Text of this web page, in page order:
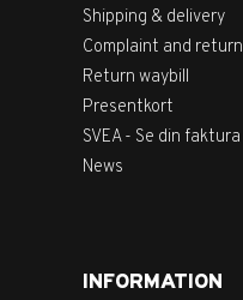
Shipping & delivery
Complaint and return
Return waybill
Presentkort
SVEA - Se din faktura
News
INFORMATION